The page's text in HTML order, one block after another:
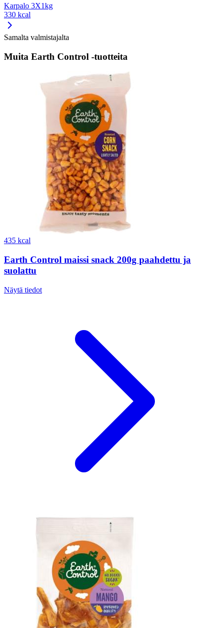
Karpalo 3X1kg
330 kcal
Samalta valmistajalta
Muita Earth Control -tuotteita
435 kcal
Earth Control maissi snack 200g paahdettu ja
suolattu
Näytä tiedot